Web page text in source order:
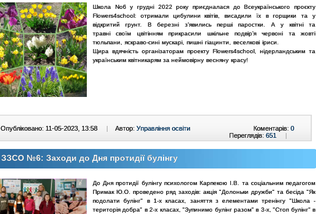
Школа No6 у грудні 2022 року приєдналася до Всеукраїнського проєкту
Flowers4school: отримали цибулиниквітів, висадили їх в горщики та у
відкритий грунт. В березні з'явились перші паростки. А у квітні та
травнісвоїм цвітінням прикрасили шкільне подвір’я червоні та жовті
тюльпани, яскраво-сині мускарі, пишні гіацинти, веселкові іриси.
Щира вдячність організаторам проекту Flowers4school, нідерландським та
українським квітникарям за неймовірну весняну красу!
Опубліковано: 11-05-2023, 13:58 | Автор: Управління освіти Коментарів: 0
Переглядів: 651 |
ЗЗСО №6: Заходи до Дня протидії булінгу
До Дня протидії булінгу психологом Карпекою І.В. та соціальним педагогом
Примак Ю.О. проведено ряд заходів: акція "Долоньки дружби" та бесіда "Як
подолати булінг" в 1-х класах, заняття з елементами тренінгу "Школа -
територія добра" в 2-х класах, "Зупинимо булінг разом" в 3-х, "Стоп булінг" в